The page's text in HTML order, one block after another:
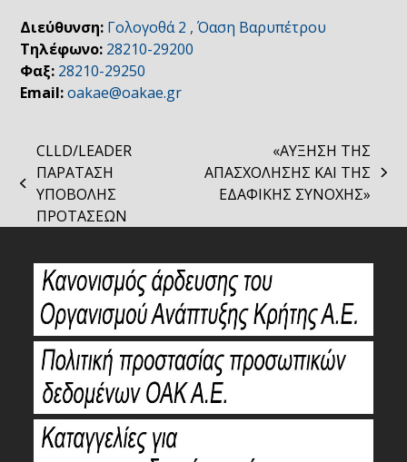
Διεύθυνση: Γολογοθά 2 , Όαση Βαρυπέτρου
Τηλέφωνο: 28210-29200
Φαξ: 28210-29250
Email: oakae@oakae.gr
previous
post:
CLLD/LEADER
ΠΑΡΑΤΑΣΗ
ΥΠΟΒΟΛΗΣ
ΠΡΟΤΑΣΕΩΝ
next
post:
«ΑΥΞΗΣΗ ΤΗΣ
ΑΠΑΣΧΟΛΗΣΗΣ ΚΑΙ ΤΗΣ
ΕΔΑΦΙΚΗΣ ΣΥΝΟΧΗΣ»